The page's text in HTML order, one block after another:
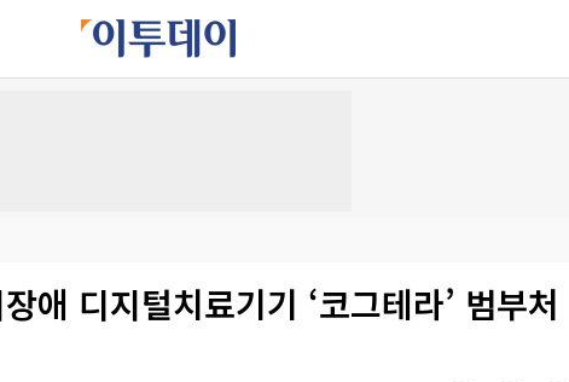
애 디지털치료기기 ‘코그테라’ 범부처